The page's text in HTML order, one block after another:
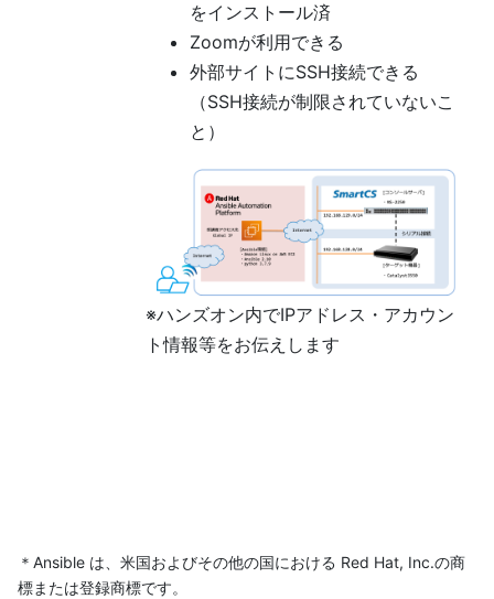
をインストール済
Zoomが利用できる
外部サイトにSSH接続できる
（SSH接続が制限されていないこ
と）
※ハンズオン内でIPアドレス・アカウン
ト情報等をお伝えします
＊Ansible は、米国およびその他の国における Red Hat, Inc.の商
標または登録商標です。